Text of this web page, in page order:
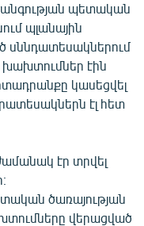
պետական
պլանային
սննդատեսակներում
էին
կասեցվել
էլ հետ
էր տրվել
ծառայության
վերացված